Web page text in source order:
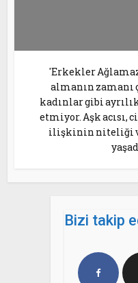
'Erkekler
almanın zamanı
kadınlar gibi
etmiyor. Aşk acısı,
ilişkinin niteliği
Bizi takip